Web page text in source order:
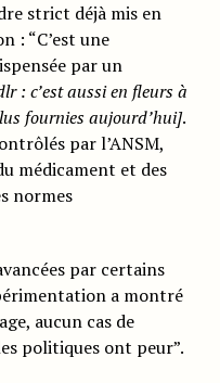
strict déjà mis en
: “C’est une
par un
: c’est aussi en fleurs à
fournies aujourd’hui].
par l’ANSM,
médicament et des
normes
par certains
a montré
aucun cas de
politiques ont peur”.